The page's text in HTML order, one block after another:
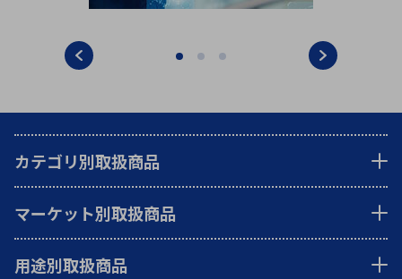
カテゴリ別取扱商品
マーケット別取扱商品
用途別取扱商品